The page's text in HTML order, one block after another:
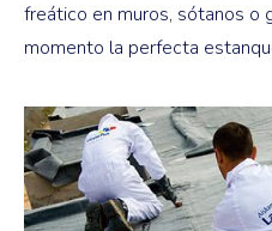
freático en muros, sótanos o
momento la perfecta